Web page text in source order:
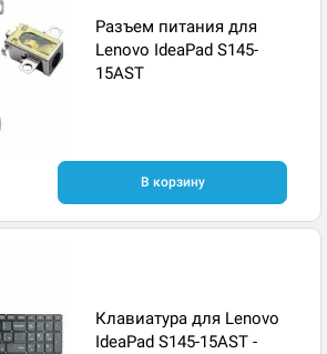
Разъем питания для
Lenovo IdeaPad S145-
15AST
В корзину
Клавиатура для Lenovo
IdeaPad S145-15AST -